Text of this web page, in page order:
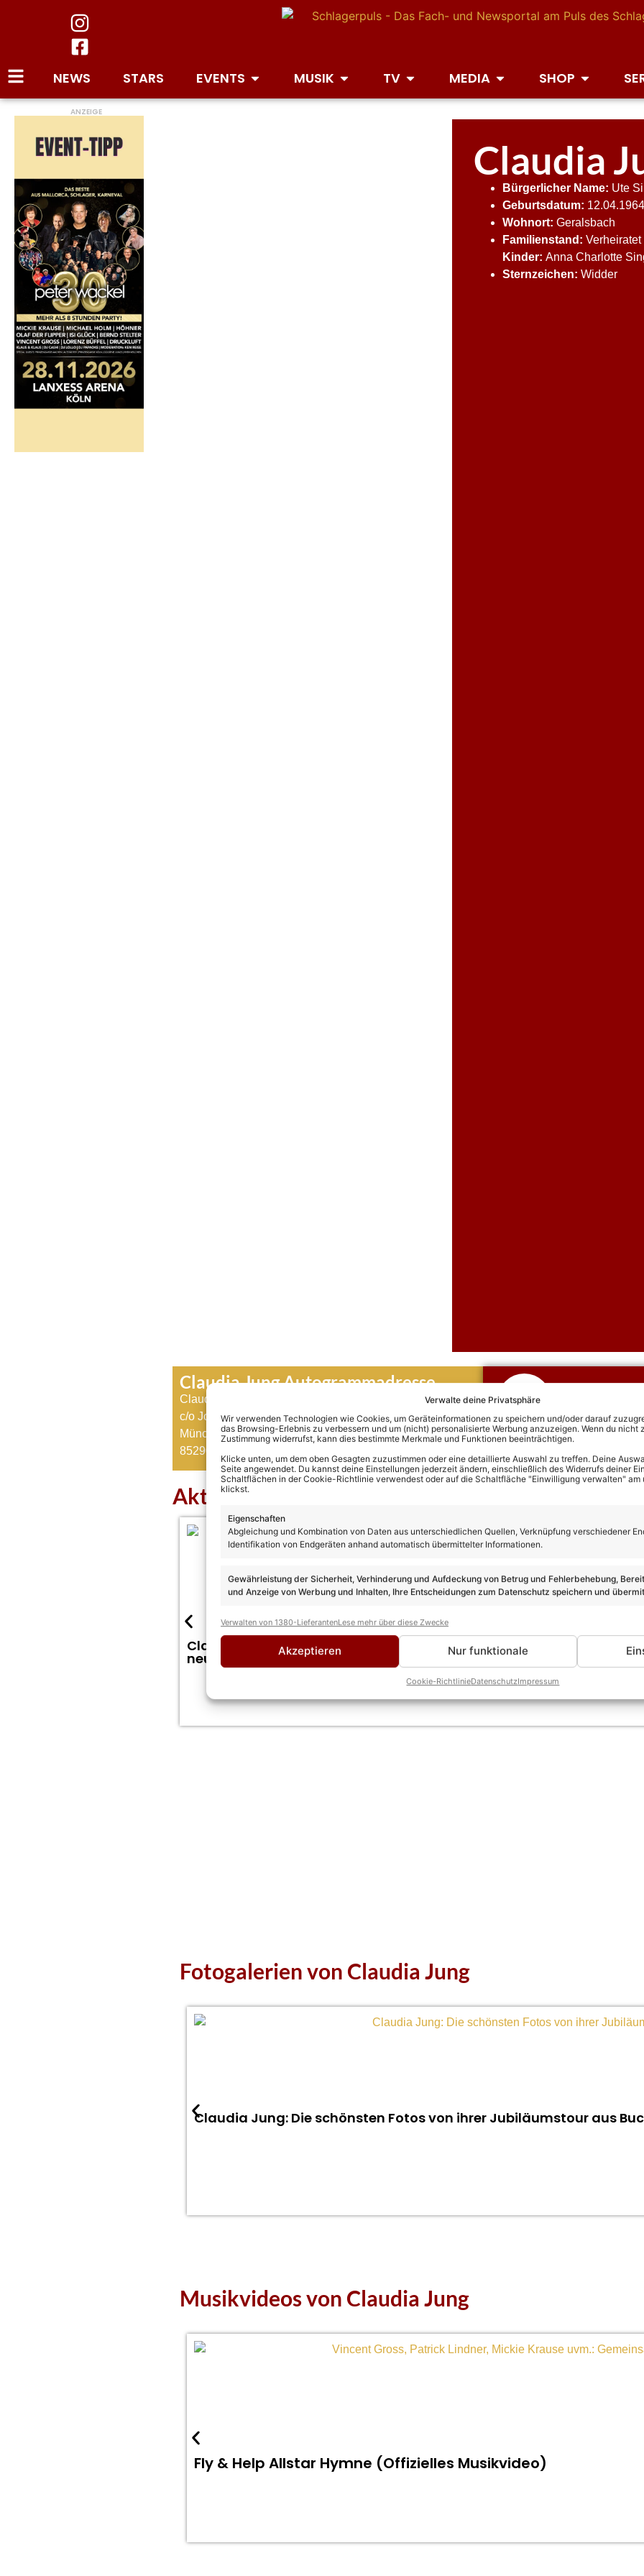
Verwalte deine Privatsphäre
Wir verwenden Technologien wie Cookies, um Geräteinformationen zu speichern und/oder darauf
das Browsing-Erlebnis zu verbessern und um (nicht) personalisierte Werbung anzuzeigen. Wenn du nicht
Zustimmung widerrufst, kann dies bestimmte Merkmale und Funktionen beeinträchtigen.
Klicke unten, um dem oben Gesagten zuzustimmen oder eine detaillierte Auswahl zu treffen. Deine
Seite angewendet. Du kannst deine Einstellungen jederzeit ändern, einschließlich des Widerrufs deiner
Schaltflächen in der Cookie-Richtlinie verwendest oder auf die Schaltfläche "Einwilligung verwalten" am
klickst.
Eigenschaften
Abgleichung und Kombination von Daten aus unterschiedlichen Quellen, Verknüpfung verschiedener
Identifikation von Endgeräten anhand automatisch übermittelter Informationen.
Gewährleistung der Sicherheit, Verhinderung und Aufdeckung von Betrug und Fehlerbehebung,
und Anzeige von Werbung und Inhalten, Ihre Entscheidungen zum Datenschutz speichern und
Verwalten von 1380-LieferantenLese mehr über diese Zwecke
Akzeptieren Nur funktionale
Cookie-RichtlinieDatenschutzImpressum
NEWS STARS EVENTS MUSIK TV MEDIA SHOP
ANZEIGE
Claudia
Bürgerlicher Name: Ute
Geburtsdatum: 12.04.1964
Wohnort: Geralsbach
Familienstand:
Kinder: Anna Charlotte
Sternzeichen: Widder
Claudia Jung Autogrammadresse
Claudia Jung
c/o Josef Hohmann
Münchener Straße 67
85290 Geisenfeld
Claudia
Hier klicken und
Termine von
Aktuelles über Claudia Jung
Claudia Jung: Nach Tod ihres Mannes spricht sie jetzt erstmals offen
neues Leben aussieht
Fotogalerien von Claudia Jung
Claudia Jung: Die schönsten Fotos von ihrer Jubiläumstour aus
Musikvideos von Claudia Jung
Fly & Help Allstar Hymne (Offizielles Musikvideo)